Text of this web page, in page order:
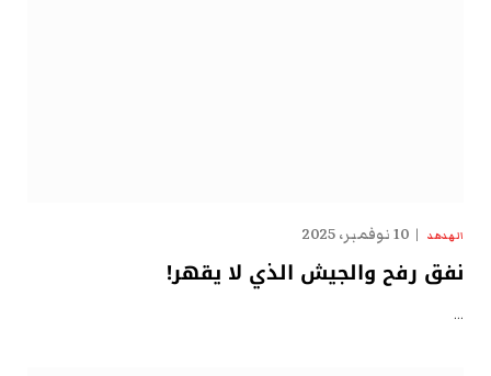
الهدهد 10 نوفمبر، 2025
نفق رفح والجيش الذي لا يقهر!
…